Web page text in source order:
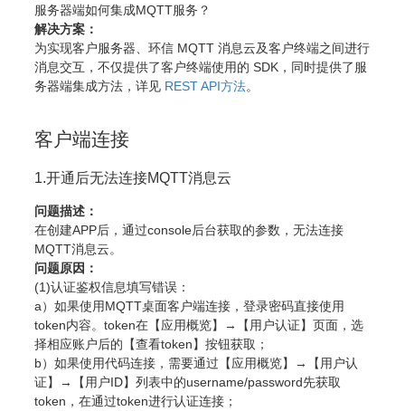
服务器端如何集成MQTT服务？
解决方案：
为实现客户服务器、环信 MQTT 消息云及客户终端之间进行
消息交互，不仅提供了客户终端使用的 SDK，同时提供了服
务器端集成方法，详见 REST API方法。
客户端连接
1.开通后无法连接MQTT消息云
问题描述：
在创建APP后，通过console后台获取的参数，无法连接
MQTT消息云。
问题原因：
(1)认证鉴权信息填写错误：
a）如果使用MQTT桌面客户端连接，登录密码直接使用
token内容。token在【应用概览】→【用户认证】页面，选
择相应账户后的【查看token】按钮获取；
b）如果使用代码连接，需要通过【应用概览】→【用户认
证】→【用户ID】列表中的username/password先获取
token，在通过token进行认证连接；